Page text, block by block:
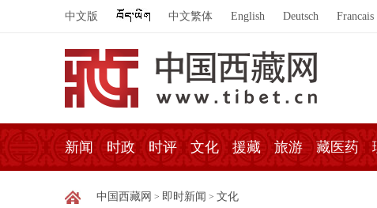
中文版 中文繁体 English Deutsch Francais
新闻 时政 时评 文化 援藏 旅游 藏医药
中国西藏网 > 即时新闻 > 文化